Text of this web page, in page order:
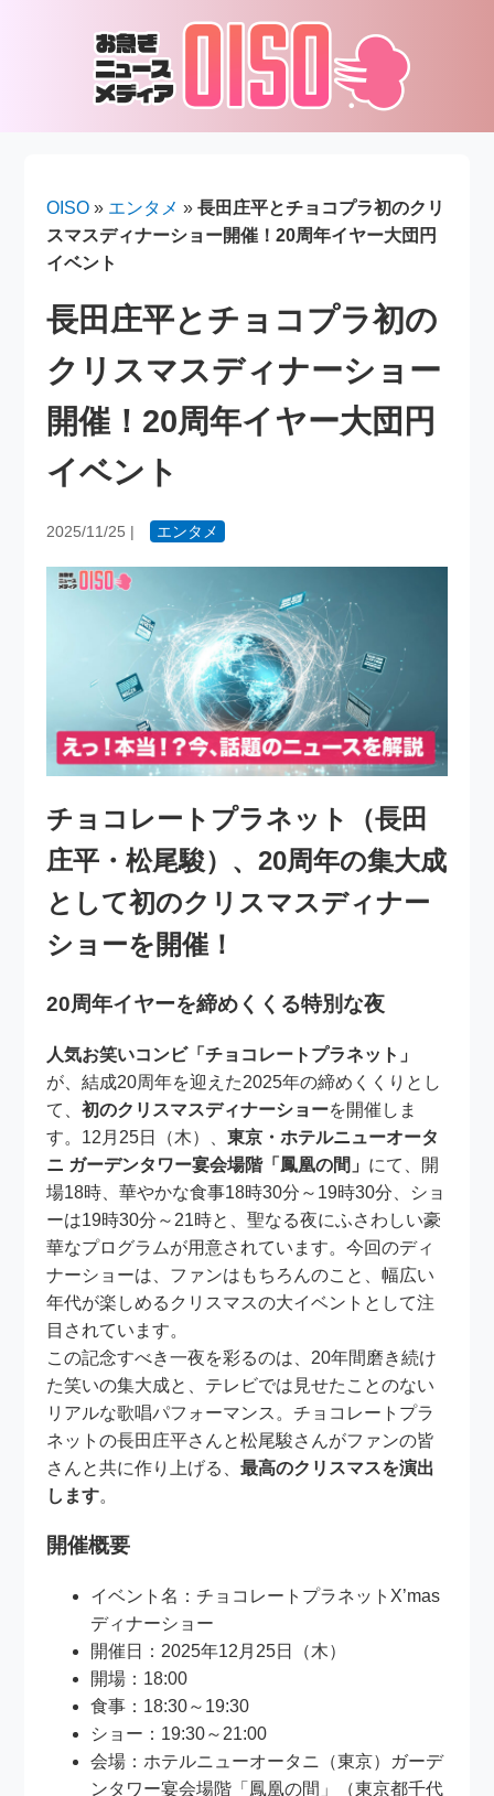
OISO » エンタメ »長田庄平とチョコプラ初のクリ
スマスディナーショー開催！20周年イヤー大団円
イベント
長田庄平とチョコプラ初の
クリスマスディナーショー
開催！20周年イヤー大団円
イベント
2025/11/25 | エンタメ
チョコレートプラネット（長田
庄平・松尾駿）、20周年の集大成
として初のクリスマスディナー
ショーを開催！
20周年イヤーを締めくくる特別な夜
人気お笑いコンビ「チョコレートプラネット」
が、結成20周年を迎えた2025年の締めくくりとし
て、初のクリスマスディナーショーを開催しま
す。12月25日（木）、東京・ホテルニューオータ
ニ ガーデンタワー宴会場階「鳳凰の間」 にて、開
場18時、華やかな食事18時30分～19時30分、ショ
ーは19時30分～21時と、聖なる夜にふさわしい豪
華なプログラムが用意されています。今回のディ
ナーショーは、ファンはもちろんのこと、幅広い
年代が楽しめるクリスマスの大イベントとして注
目されています。
この記念すべき一夜を彩るのは、20年間磨き続け
た笑いの集大成と、テレビでは見せたことのない
リアルな歌唱パフォーマンス。チョコレートプラ
ネットの長田庄平さんと松尾駿さんがファンの皆
さんと共に作り上げる、最高のクリスマスを演出
します。
開催概要
イベント名：チョコレートプラネットX’mas
ディナーショー
開催日：2025年12月25日（木）
開場：18:00
食事：18:30～19:30
ショー：19:30～21:00
会場：ホテルニューオータニ（東京）ガーデ
ンタワー宴会場階「鳳凰の間」（東京都千代